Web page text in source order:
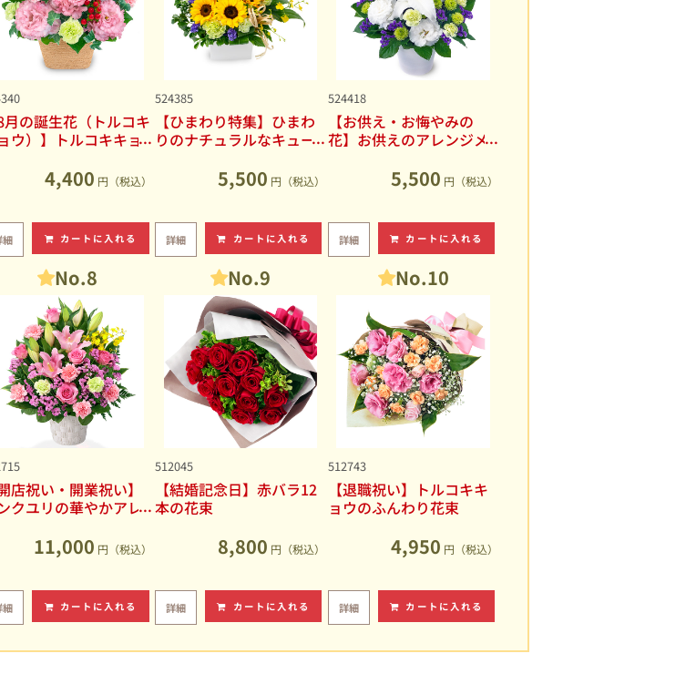
8月の誕生花（トルコキ
ウ）】トルコキキョ
4,400 円（税込）
細 カートに入れる
524385
【ひまわり特集】ひまわ
りのナチュラルなキュー
5,500 円（税込）
詳細 カートに入れる
524418
【お供え・お悔やみの
花】お供えのアレンジメ
5,500 円（税込）
詳細 カートに入れる
No.8
開店祝い・開業祝い】
クユリの華やかアレ
11,000 円（税込）
細 カートに入れる
No.9
512045
【結婚記念日】赤バラ12
本の花束
8,800 円（税込）
詳細 カートに入れる
No.10
512743
【退職祝い】トルコキキ
ョウのふんわり花束
4,950 円（税込）
詳細 カートに入れる